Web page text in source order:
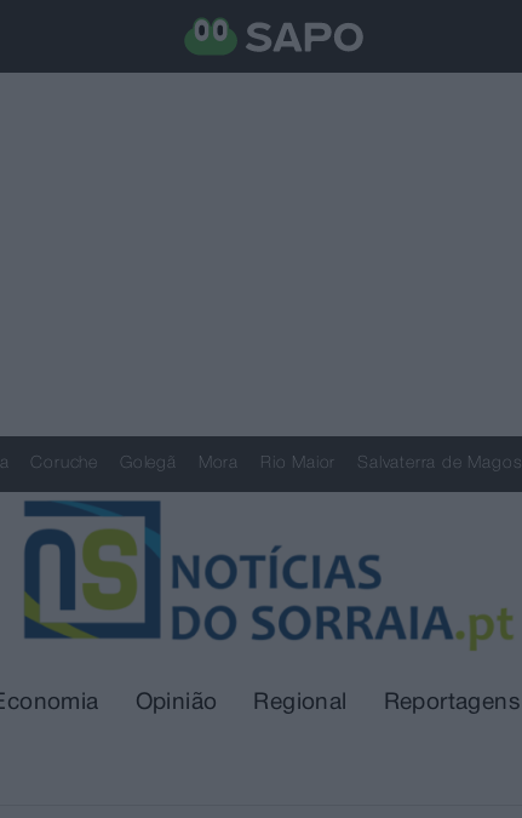
Coruche Golegã Mora Rio Maior Salvaterra de Magos
Opinião Regional Reportagens